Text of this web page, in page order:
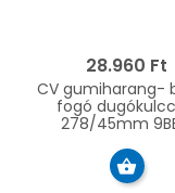
28.960 Ft
CV gumiharang-
fogó
278/45mm